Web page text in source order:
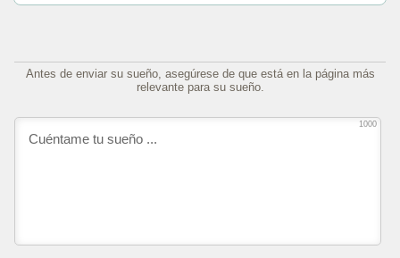
Antes de enviar su sueño, asegúrese de que está en la página más
relevante para su sueño.
1000